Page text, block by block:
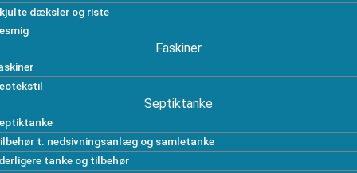
dæksler og riste
Faskiner
Septiktanke
t. nedsivningsanlæg og samletanke
tanke og tilbehør